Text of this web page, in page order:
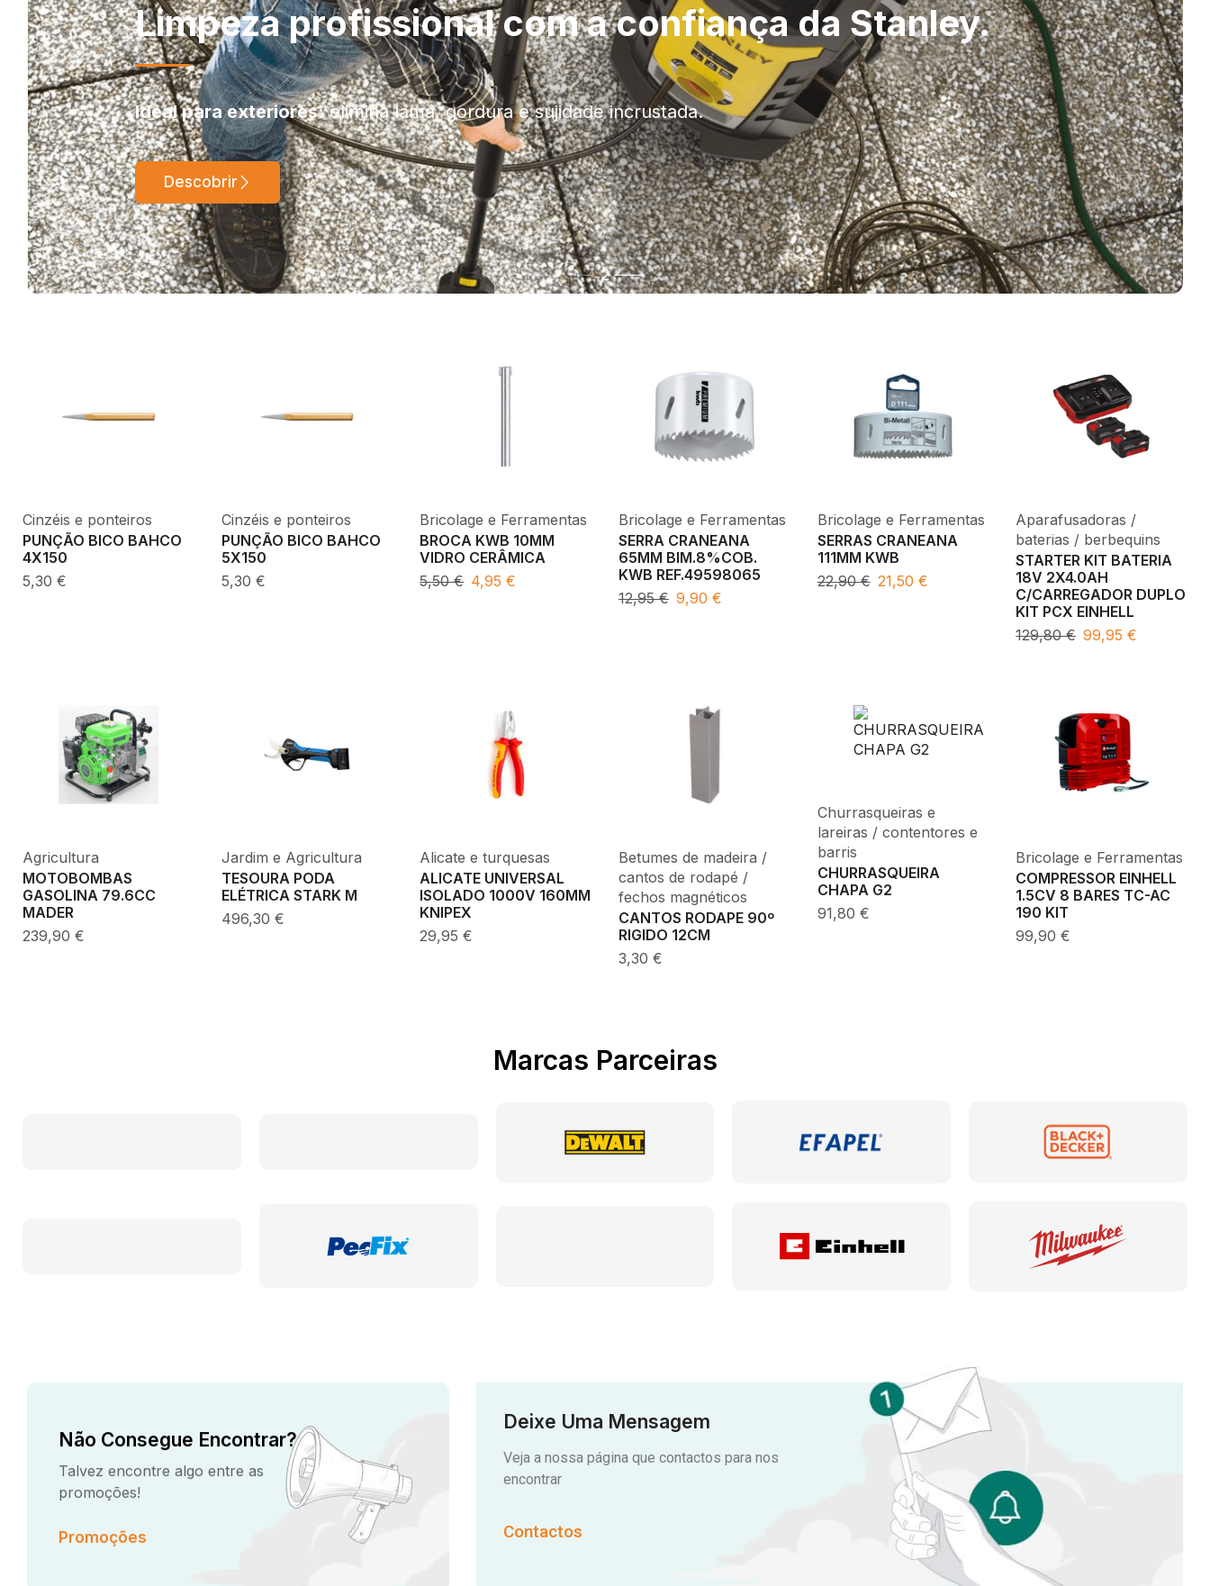
BERBEQUIM C/PERCUSSÃO 18V 5AH DEWALT
O Berbequim com Percussão 18V 5Ah DeWalt foi concebido para profissionais e utilizadores exigentes que procuram
força, autonomia e versatilidade numa única ferramenta. Ideal para perfurar madeira, metal e alvenaria com máxima
eficiência.
Barbequim DeWALT
1 2
Cinzéis e ponteiros
PUNÇÃO BICO BAHCO
4X150
5,30 €
Cinzéis e ponteiros
PUNÇÃO BICO BAHCO
5X150
5,30 €
Bricolage e Ferramentas
BROCA KWB 10MM
VIDRO CERÂMICA
5,50€ 4,95€
Bricolage e Ferramentas
SERRA CRANEANA
65MM BIM.8%COB.
KWB REF.49598065
12,95€ 9,90 €
Bricolage e Ferramentas
SERRAS CRANEANA
111MM KWB
22,90€ 21,50 €
Aparafusadoras /
baterias / berbequins
STARTER KIT BATERIA
18V 2X4.0AH
C/CARREGADOR DUPLO
KIT PCX EINHELL
129,80€ 99,95€
Agricultura
MOTOBOMBAS
GASOLINA 79.6CC
MADER
239,90 €
Jardim e Agricultura
TESOURA PODA
ELÉTRICA STARK M
496,30 €
Alicate e turquesas
ALICATE UNIVERSAL
ISOLADO 1000V 160MM
KNIPEX
29,95€
Betumes de madeira /
cantos de rodapé /
fechos magnéticos
CANTOS RODAPE 90º
RIGIDO 12CM
3,30 €
Churrasqueiras e
lareiras / contentores e
barris
CHURRASQUEIRA
CHAPA G2
91,80 €
Bricolage e Ferramentas
COMPRESSOR EINHELL
1.5CV 8 BARES TC-AC
190 KIT
99,90€
Marcas Parceiras
Não Consegue Encontrar?
Talvez encontre algo entre as
promoções!
Promoções
Deixe Uma Mensagem
Veja a nossa página que contactos para nos
encontrar
Contactos